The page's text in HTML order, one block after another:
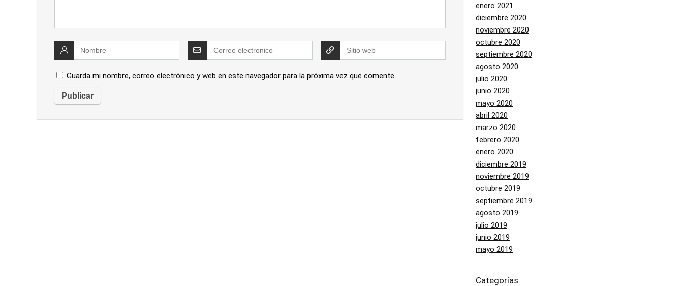
Guarda mi nombre, correo electrónico y web en este navegador para la próxima vez que comente.
enero 2021
diciembre 2020
noviembre 2020
octubre 2020
septiembre 2020
agosto 2020
julio 2020
junio 2020
mayo 2020
abril 2020
marzo 2020
febrero 2020
enero 2020
diciembre 2019
noviembre 2019
octubre 2019
septiembre 2019
agosto 2019
julio 2019
junio 2019
mayo 2019
Categorías